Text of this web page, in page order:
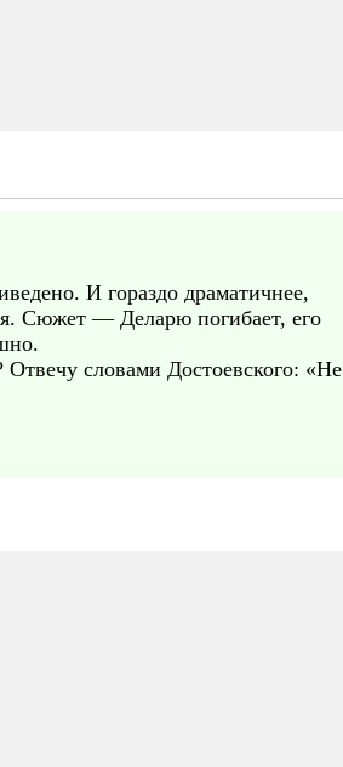
И гораздо драматичнее,
Сюжет — Деларю погибает, его
словами Достоевского: «Не